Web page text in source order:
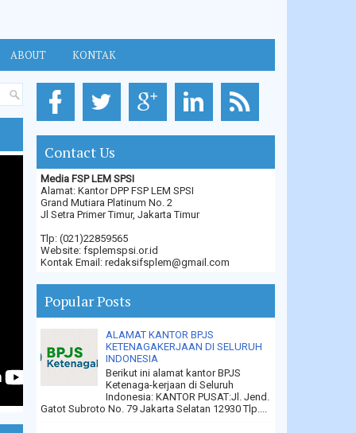
ABOUT KONTAK
Contact Us
Media FSP LEM SPSI
Alamat: Kantor DPP FSP LEM SPSI
Grand Mutiara Platinum No. 2
Jl Setra Primer Timur, Jakarta Timur
Tlp: (021)22859565
Website: fsplemspsi.or.id
Kontak Email: redaksifsplem@gmail.com
Popular Posts
ALAMAT KANTOR BPJS
KETENAGAKERJAAN DI SELURUH
INDONESIA
Berikut ini alamat kantor BPJS
Ketenaga-kerjaan di Seluruh
Indonesia: KANTOR PUSAT:Jl. Jend.
Gatot Subroto No. 79 Jakarta Selatan 12930 Tlp....